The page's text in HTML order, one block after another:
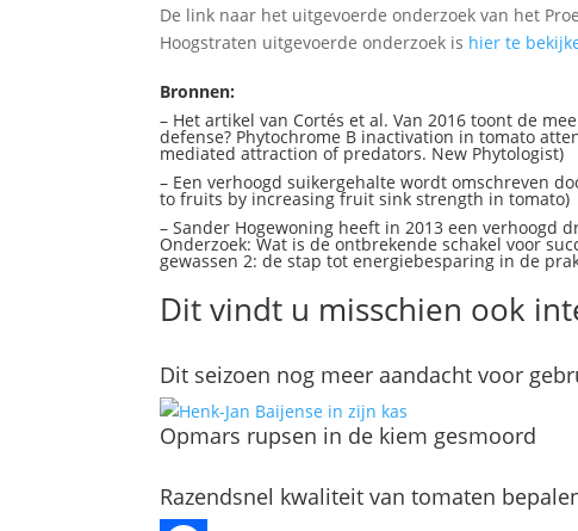
De link naar het uitgevoerde onderzoek van het
Hoogstraten uitgevoerde onderzoek is hier te
Bronnen:
– Het artikel van Cortés et al. Van 2016 toont de
defense? Phytochrome B inactivation in tomato
mediated attraction of predators. New Phytologist)
– Een verhoogd suikergehalte wordt omschreven
to fruits by increasing fruit sink strength in tomato)
– Sander Hogewoning heeft in 2013 een verhoogd
Onderzoek: Wat is de ontbrekende schakel voor
gewassen 2: de stap tot energiebesparing in de
Dit vindt u misschien ook
Dit seizoen nog meer aandacht voor
Opmars rupsen in de kiem gesmoord
Razendsnel kwaliteit van tomaten